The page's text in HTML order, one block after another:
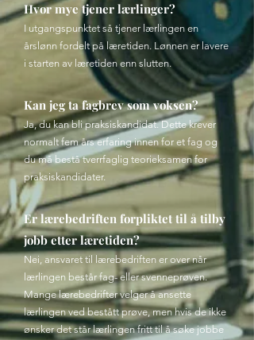
Hvor mye tjener lærlinger?
I utgangspunktet så tjener lærlingen en
årslønn fordelt på læretiden. Lønnen er lavere
i starten av læretiden enn slutten.
Kan jeg ta fagbrev som voksen?
Ja, du kan bli praksiskandidat. Dette krever
normalt fem års erfaring innen for et fag og
du må bestå tverrfaglig teorieksamen for
praksiskandidater.
Er lærebedriften forpliktet til å tilby
jobb etter læretiden?
Nei, ansvaret til lærebedriften er over når
lærlingen består fag- eller svenneprøven.
Mange lærebedrifter velger å ansette
lærlingen ved bestått prøve, men hvis de ikke
ønsker det står lærlingen fritt til å søke jobbe